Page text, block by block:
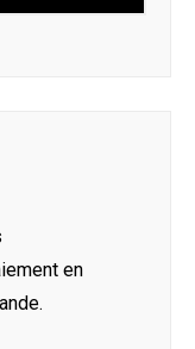
en